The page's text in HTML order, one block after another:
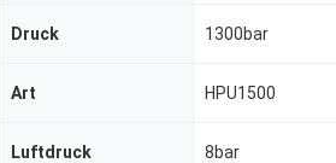
Druck 1300bar
Art HPU1500
Luftdruck 8bar